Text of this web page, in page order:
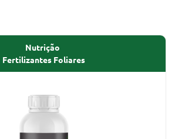
Nutrição
Fertilizantes Foliares